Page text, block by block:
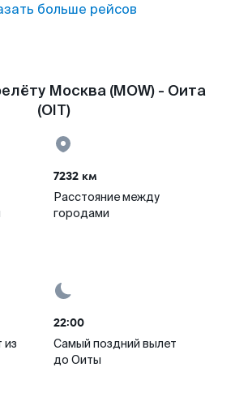
больше рейсов
Москва (MOW) - Оита
(OIT)
7232 км
Расстояние между
городами
из
22:00
Самый поздний вылет
до Оиты